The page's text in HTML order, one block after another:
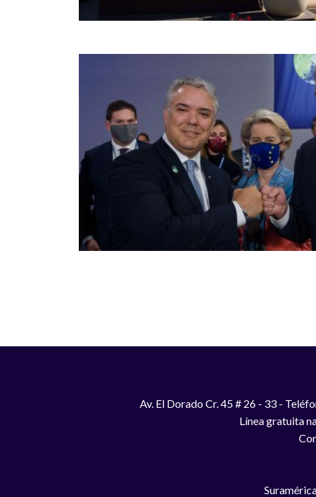
Av. El Dorado Cr. 45 # 26 - 33 -
Línea gratuita